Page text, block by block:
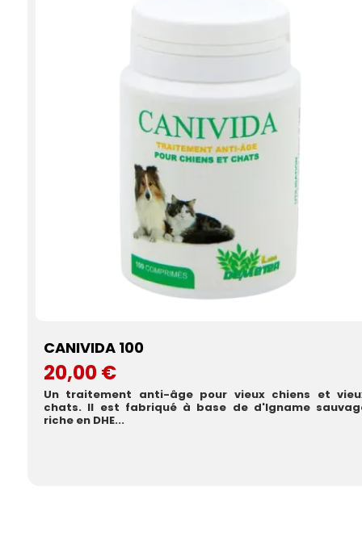
CANIVIDA 100
20,00 €
Un traitement anti-âge pour vieux chiens et
chats. Il est fabriqué à base de d'Igname
riche en DHE...